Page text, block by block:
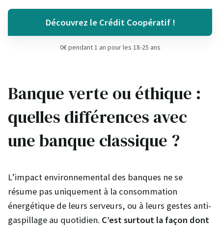
Découvrez le Crédit Coopératif !
0€ pendant 1 an pour les 18-25 ans
Banque verte ou éthique :
quelles différences avec
une banque classique ?
L’impact environnemental des banques ne se
résume pas uniquement à la consommation
énergétique de leurs serveurs, ou à leurs gestes anti-
gaspillage au quotidien. C’est surtout la façon dont